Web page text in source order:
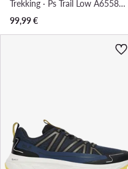
Trekking · Ps Trail Low A65585 · Crna
99,99€